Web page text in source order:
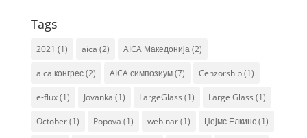
Tags
2021 (1) aica (2) AICA Македонија(2)
aica конгрес(2) AICA симпозиум(7) Cenzorship(1)
e-flux(1) Jovanka (1) LargeGlass (1) Large Glass (1)
October(1) Popova (1) webinar(1) Џејмс Елкинс(1)